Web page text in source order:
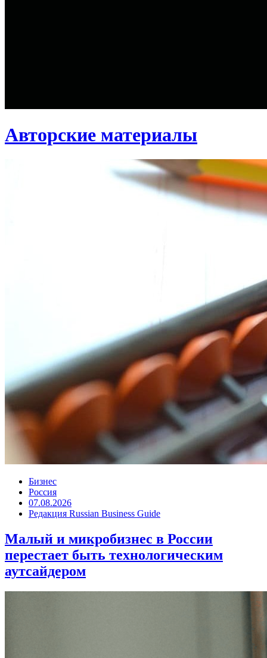
Авторские материалы
Бизнес
Россия
07.08.2026
Редакция Russian Business Guide
Малый и микробизнес в России
перестает быть технологическим
аутсайдером